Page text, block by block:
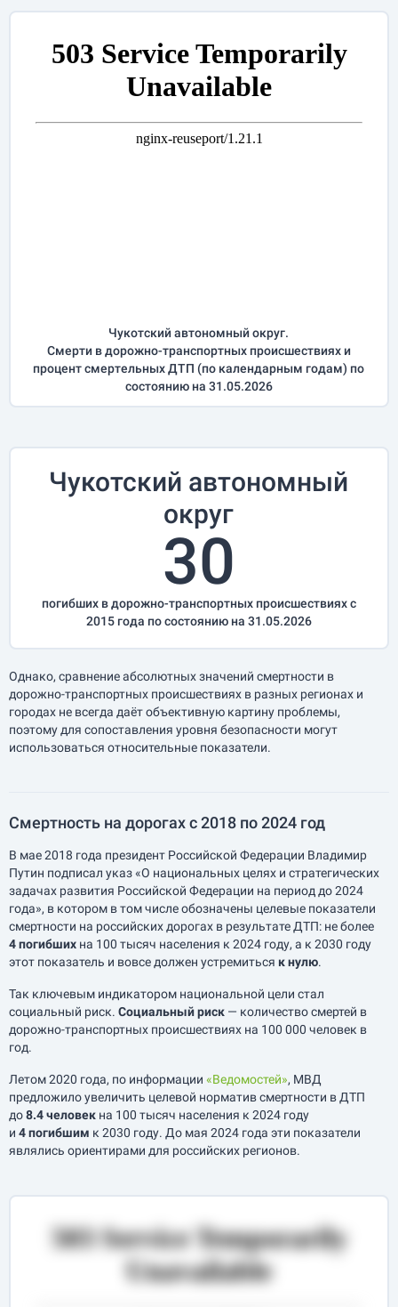
Чукотский автономный округ.
Смерти в дорожно-транспортных происшествиях и
процент смертельных ДТП (по календарным годам) по
состоянию на 31.05.2026
Чукотский автономный
округ
30
погибших в дорожно-транспортных происшествиях с
2015 года по состоянию на 31.05.2026
Однако, сравнение абсолютных значений смертности в
дорожно-транспортных происшествиях в разных регионах и
городах не всегда даёт объективную картину проблемы,
поэтому для сопоставления уровня безопасности могут
использоваться относительные показатели.
Смертность на дорогах с 2018 по 2024 год
В мае 2018 года президент Российской Федерации Владимир
Путин подписал указ «О национальных целях и стратегических
задачах развития Российской Федерации на период до 2024
года», в котором в том числе обозначены целевые показатели
смертности на российских дорогах в результате ДТП: не более
4 погибших на 100 тысяч населения к 2024 году, а к 2030 году
этот показатель и вовсе должен устремиться к нулю.
Так ключевым индикатором национальной цели стал
социальный риск. Социальный риск — количество смертей в
дорожно-транспортных происшествиях на 100 000 человек в
год.
Летом 2020 года, по информации «Ведомостей», МВД
предложило увеличить целевой норматив смертности в ДТП
до8.4 человек на 100 тысяч населения к 2024 году
и 4 погибшим к 2030 году. До мая 2024 года эти показатели
являлись ориентирами для российских регионов.